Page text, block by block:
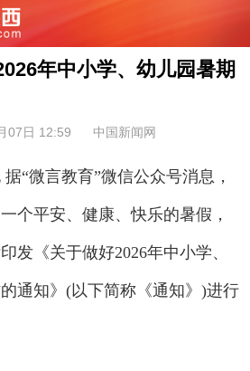
年中小学、幼儿园暑期
07日 12:59 中国新闻网
微言教育”微信公众号消息，
个平安、健康、快乐的暑假，
发《关于做好2026年中小学、
通知》(以下简称《通知》)进行